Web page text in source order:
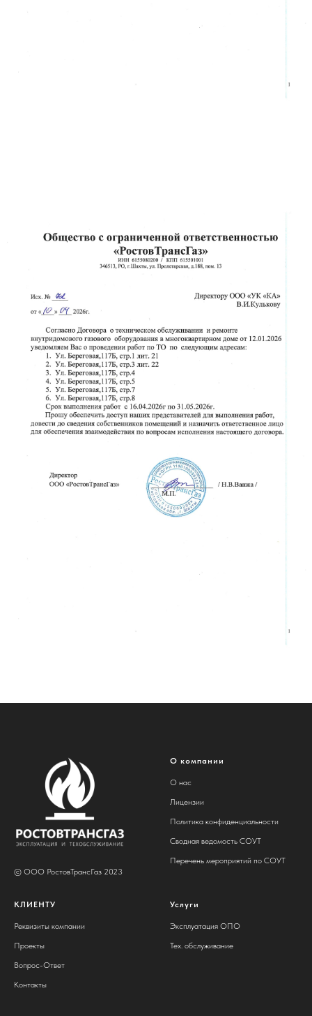
© ООО РостовТрансГаз 2023
О компании
О нас
Лицензии
Политика конфиденциальности
Сводная ведомость СОУТ
Перечень мероприятий по СОУТ
КЛИЕНТУ
Реквизиты компании
Проекты
Вопрос-Ответ
Контакты
Услуги
Эксплуатация ОПО
Тех. обслуживание